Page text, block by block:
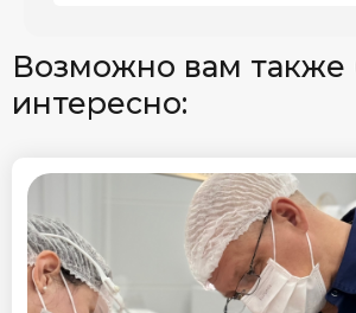
Возможно вам также
интересно: